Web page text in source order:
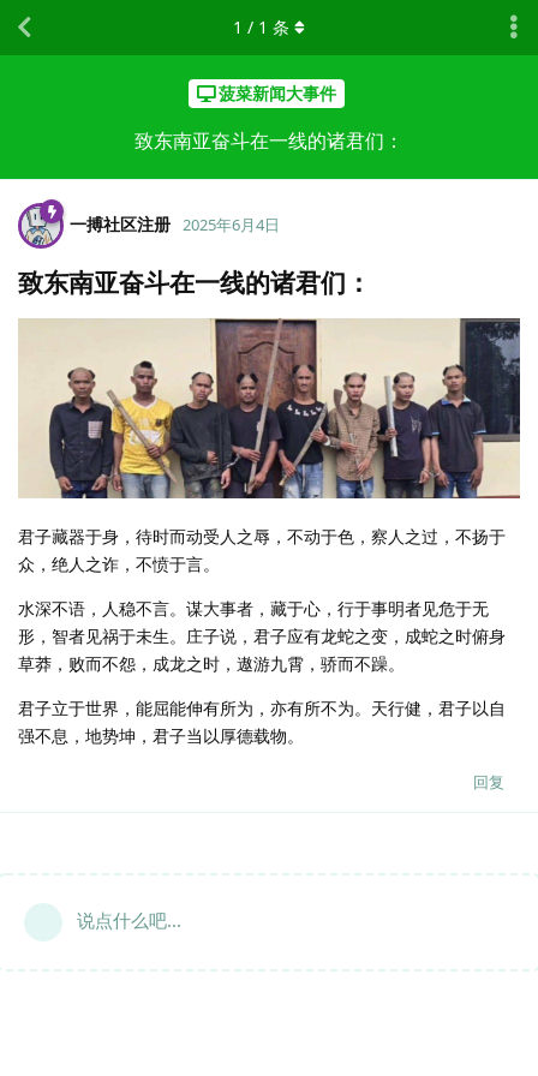
菠菜新闻大事件
致东南亚奋斗在一线的诸君们：
1 / 1 条
一搏社区注册 2025年6月4日
致东南亚奋斗在一线的诸君们：
君子藏器于身，待时而动受人之辱，不动于色，察人之过，不扬于
众，绝人之诈，不愤于言。
水深不语，人稳不言。谋大事者，藏于心，行于事明者见危于无
形，智者见祸于未生。庄子说，君子应有龙蛇之变，成蛇之时俯身
草莽，败而不怨，成龙之时，遨游九霄，骄而不躁。
君子立于世界，能屈能伸有所为，亦有所不为。天行健，君子以自
强不息，地势坤，君子当以厚德载物。
回复
说点什么吧...